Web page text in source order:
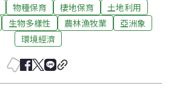
物種保育 棲地保育
土地利用
生物多樣性 農林漁牧業
亞洲象
環境經濟